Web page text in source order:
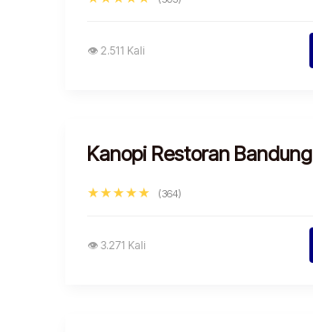
👁 2.511 Kali
Kanopi Restoran Bandung
★★★★★ (364)
👁 3.271 Kali